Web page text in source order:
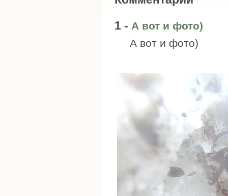
1 - А вот и фото)
А вот и фото)